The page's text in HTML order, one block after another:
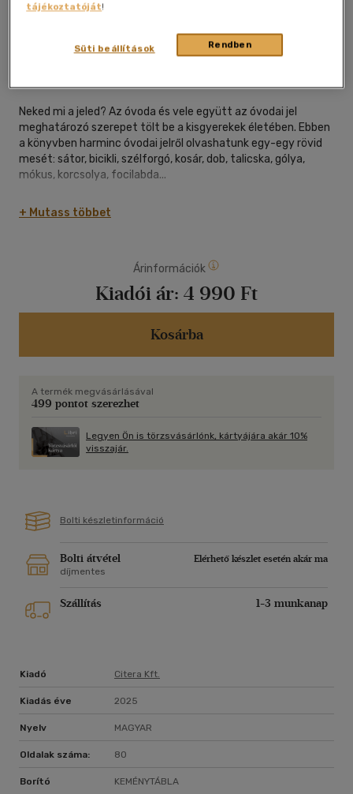
Neked mi a jeled? Az óvoda és vele együtt az óvodai jel
meghatározó szerepet tölt be a kisgyerekek életében. Ebben
a könyvben harminc óvodai jelről olvashatunk egy-egy rövid
mesét: sátor, bicikli, szélforgó, kosár, dob, talicska, gólya,
mókus, korcsolya, focilabda...
A történetek az óvodás korosztály mindennapi élményeit
természet szépsége, a születés öröme, az elmúlás fájdalma,
az ígéretek betartása...
Bartos Erika, a Bogyó és Babóca sorozat írója és rajzolója az
+ Mutass többet
Árinformációk
Kiadói ár: 4 990 Ft
Kosárba
A termék megvásárlásával
499 pontot szerezhet
Legyen Ön is törzsvásárlónk, kártyájára akár 10%
visszajár.
Bolti készletinformáció
Bolti átvétel
Elérhető készlet esetén akár ma
díjmentes
Szállítás 1-3 munkanap
Kiadó Citera Kft.
Kiadás éve 2025
Nyelv MAGYAR
Oldalak száma: 80
Borító KEMÉNYTÁBLA
tájékoztatóját!
Rendben
Süti beállítások